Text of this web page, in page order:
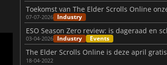
07-07-2026 Industry
03-04-2026 Industry Events
The Elder Scrolls Online is deze april gratis
18-04-2022